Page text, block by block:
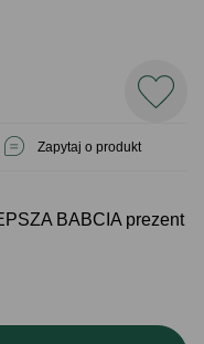
Zapytaj o produkt
BABCIA prezent